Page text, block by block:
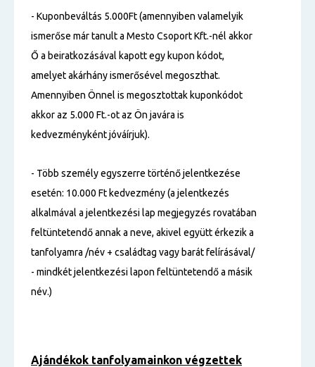
- Kuponbeváltás 5.000Ft (amennyiben valamelyik
ismerőse már tanult a Mesto Csoport Kft.-nél akkor
Ő a beiratkozásával kapott egy kupon kódot,
amelyet akárhány ismerősével megoszthat.
Amennyiben Önnel is megosztottak kuponkódot
akkor az 5.000 Ft.-ot az Ön javára is
kedvezményként jóváírjuk).
- Több személy egyszerre történő jelentkezése
esetén: 10.000 Ft kedvezmény (a jelentkezés
alkalmával a jelentkezési lap megjegyzés rovatában
feltüntetendő annak a neve, akivel együtt érkezik a
tanfolyamra /név + családtag vagy barát felírásával/
- mindkét jelentkezési lapon feltüntetendő a másik
név.)
Ajándékok tanfolyamainkon végzettek